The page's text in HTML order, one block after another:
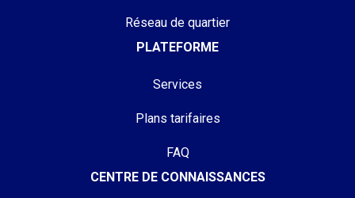
Réseau de quartier
PLATEFORME
Services
Plans tarifaires
FAQ
CENTRE DE CONNAISSANCES